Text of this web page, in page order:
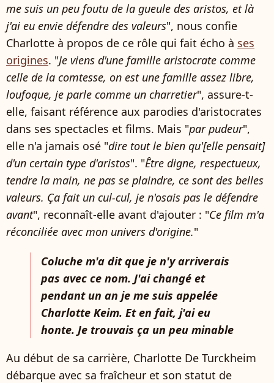
me suis un peu foutu de la gueule des aristos, et là
j'ai eu envie défendre des valeurs", nous confie
Charlotte à propos de ce rôle qui fait écho à ses
origines. "Je viens d'une famille aristocrate comme
celle de la comtesse, on est une famille assez libre,
loufoque, je parle comme un charretier", assure-t-
elle, faisant référence aux parodies d'aristocrates
dans ses spectacles et films. Mais "par pudeur",
elle n'a jamais osé "dire tout le bien qu'[elle pensait]
d'un certain type d'aristos". "Être digne, respectueux,
tendre la main, ne pas se plaindre, ce sont des belles
valeurs. Ça fait un cul-cul, je n'osais pas le défendre
avant", reconnaît-elle avant d'ajouter : "Ce film m'a
réconciliée avec mon univers d'origine."
Coluche m'a dit que je n'y arriverais
pas avec ce nom. J'ai changé et
pendant un an je me suis appelée
Charlotte Keim. Et en fait, j'ai eu
honte. Je trouvais ça un peu minable
Au début de sa carrière, Charlotte De Turckheim
débarque avec sa fraîcheur et son statut de